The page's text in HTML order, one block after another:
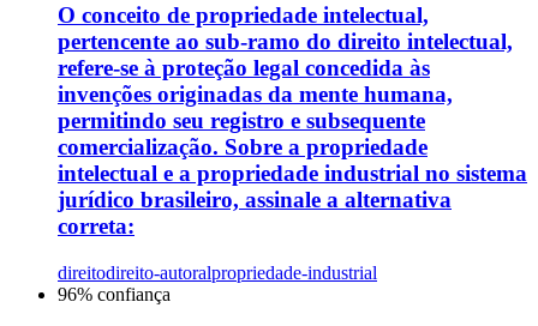
O conceito de propriedade intelectual,
pertencente ao sub-ramo do direito intelectual,
refere-se à proteção legal concedida às
invenções originadas da mente humana,
permitindo seu registro e subsequente
comercialização. Sobre a propriedade
intelectual e a propriedade industrial no sistema
jurídico brasileiro, assinale a alternativa
correta:
direitodireito-autoralpropriedade-industrial
96% confiança